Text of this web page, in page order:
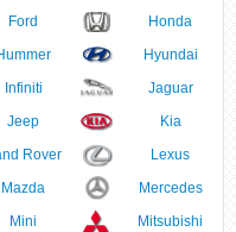
Ford
Honda
Hyundai
Infiniti
Jaguar
Jeep
Kia
Rover
Lexus
Mazda
Mercedes
Mini
Mitsubishi